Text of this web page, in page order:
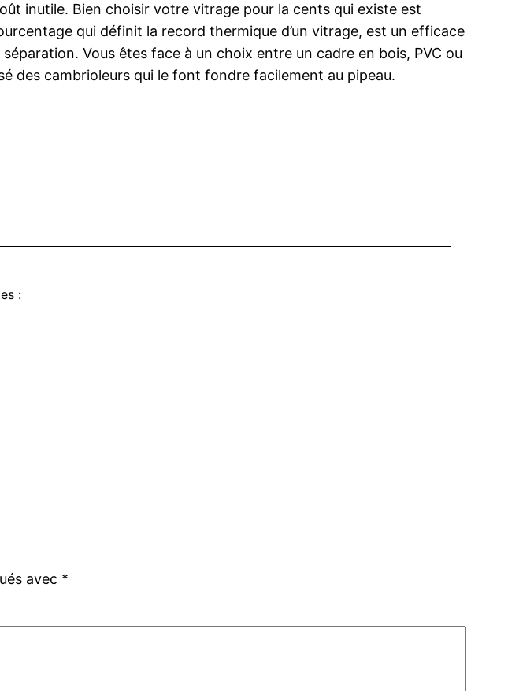
inutile. Bien choisir votre vitrage pour la cents qui existe est
qui définit la record thermique d’un vitrage, est un efficace
Vous êtes face à un choix entre un cadre en bois, PVC ou
des cambrioleurs qui le font fondre facilement au pipeau.
:
avec *